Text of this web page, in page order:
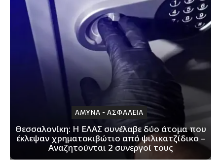
ΑΜΥΝΑ - ΑΣΦΑΛΕΙΑ
Θεσσαλονίκη: H ΕΛΑΣ συνέλαβε δύο άτομα που
έκλεψαν χρηματοκιβώτιο από ψιλικατζίδικο –
Αναζητούνται 2 συνεργοί τους